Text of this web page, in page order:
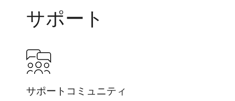
サポート
サポートコミュニティ